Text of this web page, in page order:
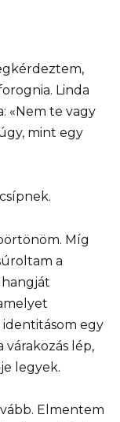
Linda
«Nem te vagy
mint egy
Míg
a
egy
lép,
legyek.
Elmentem